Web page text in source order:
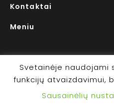
Kontaktai
Meniu
Copyright © 2026
Svetainėje naudojami
funkcijų atvaizdavimui,
Sausainėlių